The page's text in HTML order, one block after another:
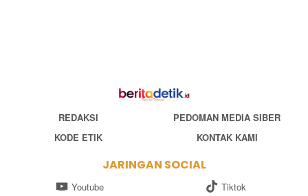
REDAKSI
PEDOMAN MEDIA SIBER
KODE ETIK
KONTAK KAMI
JARINGAN SOCIAL
Youtube Tiktok